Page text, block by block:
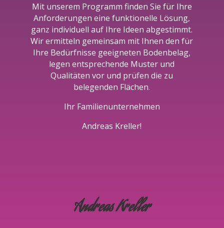
Mit unserem Programm finden Sie für Ihre
Anforderungen eine funktionelle Lösung,
ganz individuell auf Ihre Ideen abgestimmt.
Wir ermitteln gemeinsam mit Ihnen den für
Ihre Bedürfnisse geeigneten Bodenbelag,
legen entsprechende Muster und
Qualitäten vor und prüfen die zu
belegenden Flächen.
Ihr Familienunternehmen
Andreas Kreller!
Andreas Kreller